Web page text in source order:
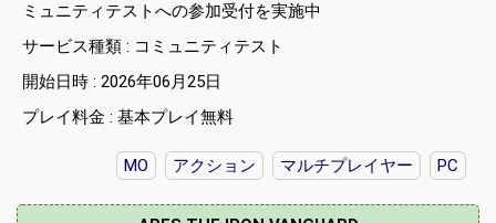
ミュニティテストへの参加受付を実施中
サービス種類 : コミュニティテスト
開始日時 : 2026年06月25日
プレイ料金 : 基本プレイ無料
MO アクション マルチプレイヤー PC